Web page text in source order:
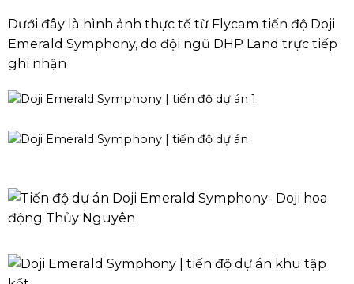
Dưới đây là hình ảnh thực tế từ Flycam tiến độ Doji
Emerald Symphony, do đội ngũ DHP Land trực tiếp
ghi nhận